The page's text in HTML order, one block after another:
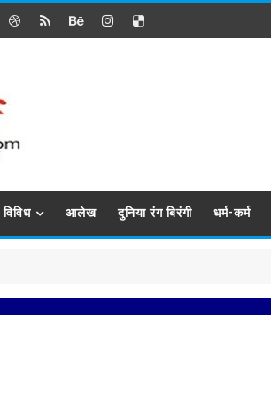
विविध आलेख दुनिया रंग बिरंगी धर्म-कर्म